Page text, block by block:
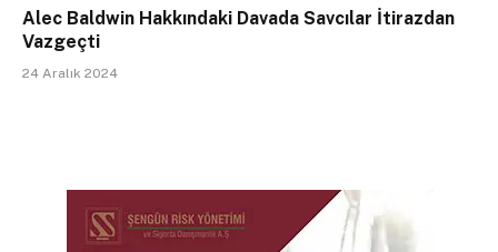
Alec Baldwin Hakkındaki Davada Savcılar İtirazdan
Vazgeçti
24 Aralık 2024